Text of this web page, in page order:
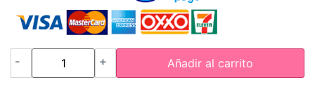
- + Añadir al carrito